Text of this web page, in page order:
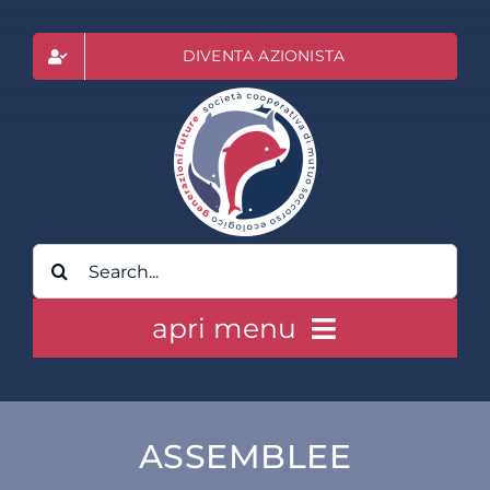
contenuto
DIVENTA AZIONISTA
Cerca
per:
apri menu
ASSEMBLEE